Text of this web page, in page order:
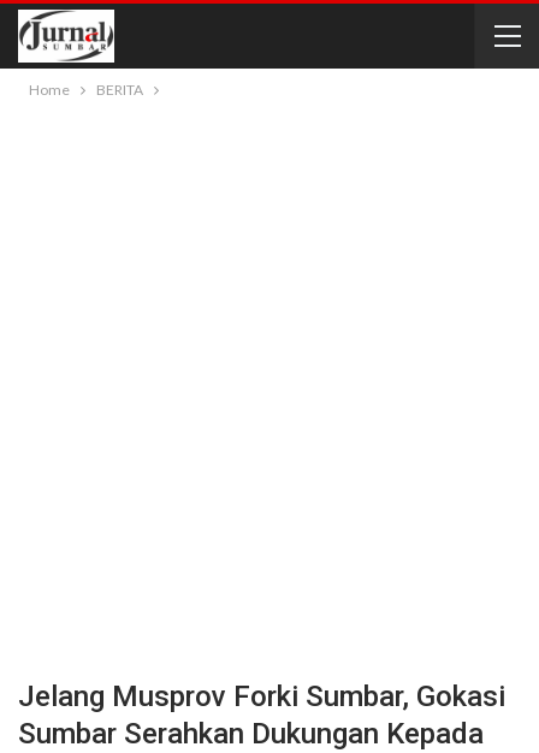
Home BERITA
Jelang Musprov Forki Sumbar, Gokasi
Sumbar Serahkan Dukungan Kepada